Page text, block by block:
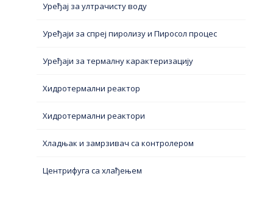
Уређај за ултрачисту воду
Уређаји за спреј пиролизу и Пиросол процес
Уређаји за термалну карактеризацију
Хидротермални реактор
Хидротермални реактори
Хладњак и замрзивач са контролером
Центрифуга са хлађењем